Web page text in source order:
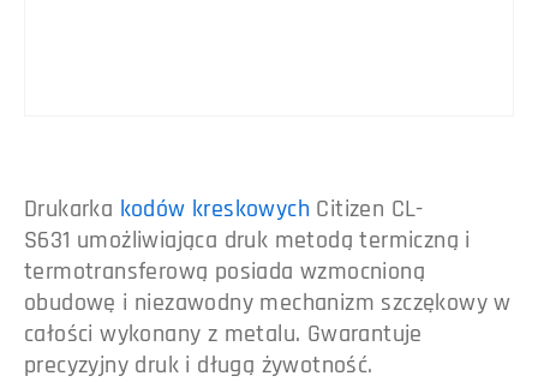
Drukarka kodów kreskowych Citizen CL-
S631 umożliwiająca druk metodą termiczną i
termotransferową posiada wzmocnioną
obudowę i niezawodny mechanizm szczękowy w
całości wykonany z metalu. Gwarantuje
precyzyjny druk i długą żywotność.